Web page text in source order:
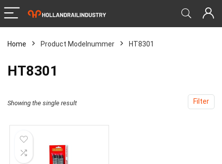
Home Product Modelnummer ‎HT8301
‎HT8301
Filter
Showing the single result